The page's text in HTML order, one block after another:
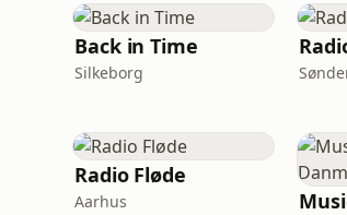
Back in Time
Silkeborg
Radio Fløde
Aarhus